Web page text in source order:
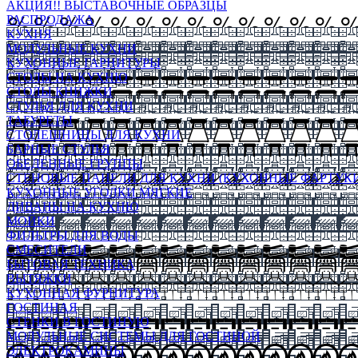
АКЦИЯ!! ВЫСТАВОЧНЫЕ ОБРАЗЦЫ
РАСПРОДАЖА
КУХНЯ
МОДУЛЬНЫЕ КУХНИ
КУХОННЫЕ ГАРНИТУРЫ
СТОЛЫ НА КУХНЮ
СТОЛЫ КНИЖКИ
СТУЛЬЯ ДЛЯ КУХНИ
ТАБУРЕТЫ
СТОЛЕШНИЦЫ ДЛЯ КУХНИ
БАРНЫЕ СТУЛЬЯ
ОБЕДЕННЫЕ ГРУППЫ
СТЕНОВЫЕ ПАНЕЛИ ДЛЯ КУХНИ (КУХОННЫЕ
КУХОННЫЕ УГОЛКИ МЯГКИЕ
ДИВАНЫ НА КУХНЮ
МОЙКИ
ФИЛЬТРЫ ДЛЯ ВОДЫ
СМЕСИТЕЛИ
БЫТОВАЯ ТЕХНИКА
ВЫТЯЖКИ
КУХОННАЯ ФУРНИТУРА
ГОСТИНАЯ
СТЕНКИ В ГОСТИНУЮ
МОДУЛЬНЫЕ СИСТЕМЫ ДЛЯ ГОСТИНОЙ
ЭЛЕКТРОКАМИНЫ